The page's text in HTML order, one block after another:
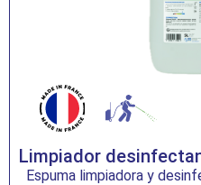
Limpiador
Espuma limpiadora y